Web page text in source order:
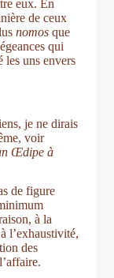
eux. En
de ceux
nomos que
qui
les uns envers
je ne dirais
voir
Œdipe à
de figure
à la
l’exhaustivité,
des